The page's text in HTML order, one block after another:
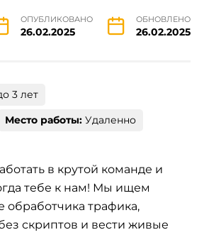
ОПУБЛИКОВАНО
26.02.2025
ОБНОВЛЕНО
26.02.2025
3 лет
Место работы: Удаленно
в крутой команде и
тебе к нам! Мы ищем
обработчика трафика,
скриптов и вести живые